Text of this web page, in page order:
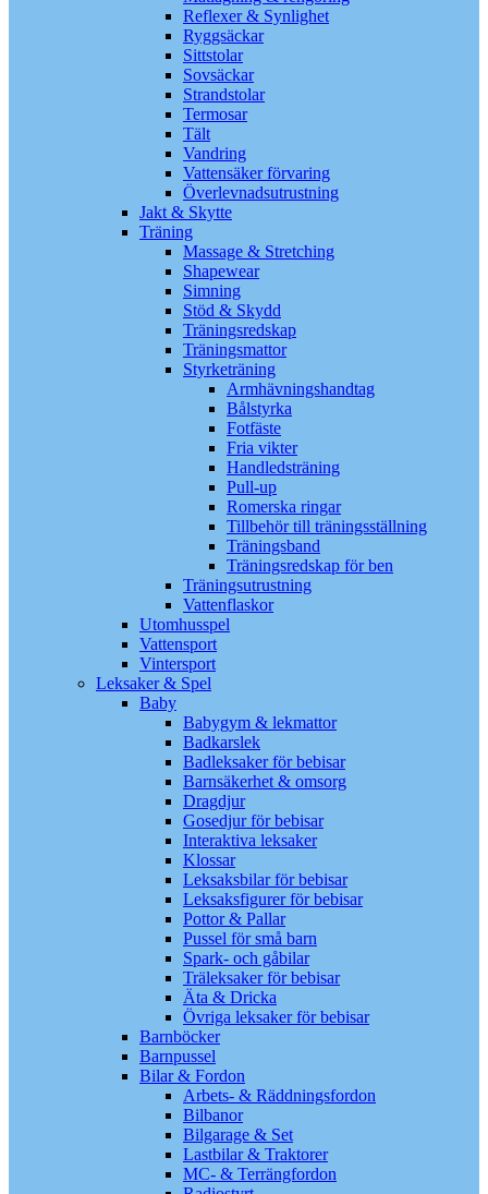
Reflexer & Synlighet
Ryggsäckar
Sittstolar
Sovsäckar
Strandstolar
Termosar
Tält
Vandring
Vattensäker förvaring
Överlevnadsutrustning
Jakt & Skytte
Träning
Massage & Stretching
Shapewear
Simning
Stöd & Skydd
Träningsredskap
Träningsmattor
Styrketräning
Armhävningshandtag
Bålstyrka
Fotfäste
Fria vikter
Handledsträning
Pull-up
Romerska ringar
Tillbehör till träningsställning
Träningsband
Träningsredskap för ben
Träningsutrustning
Vattenflaskor
Utomhusspel
Vattensport
Vintersport
Leksaker & Spel
Baby
Babygym & lekmattor
Badkarslek
Badleksaker för bebisar
Barnsäkerhet & omsorg
Dragdjur
Gosedjur för bebisar
Interaktiva leksaker
Klossar
Leksaksbilar för bebisar
Leksaksfigurer för bebisar
Pottor & Pallar
Pussel för små barn
Spark- och gåbilar
Träleksaker för bebisar
Äta & Dricka
Övriga leksaker för bebisar
Barnböcker
Barnpussel
Bilar & Fordon
Arbets- & Räddningsfordon
Bilbanor
Bilgarage & Set
Lastbilar & Traktorer
MC- & Terrängfordon